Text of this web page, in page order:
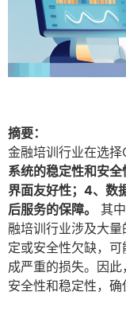
摘要：
金融培训行业在选择
系统的稳定性和安
界面友好性；4、数
后服务的保障。
其
融培训行业涉及大
定或安全性欠缺，
成严重的损失。因
安全性和稳定性，确